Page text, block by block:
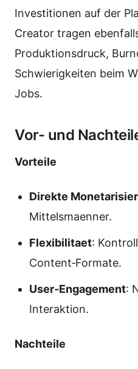
Investitionen auf der
Creator tragen
Produktionsdruck,
Schwierigkeiten beim
Jobs.
Vor- und
Vorteile
Direkte
Mittelsmaenner.
Flexibilitaet:
Content‑Formate.
User‑Engagement:
Interaktion.
Nachteile